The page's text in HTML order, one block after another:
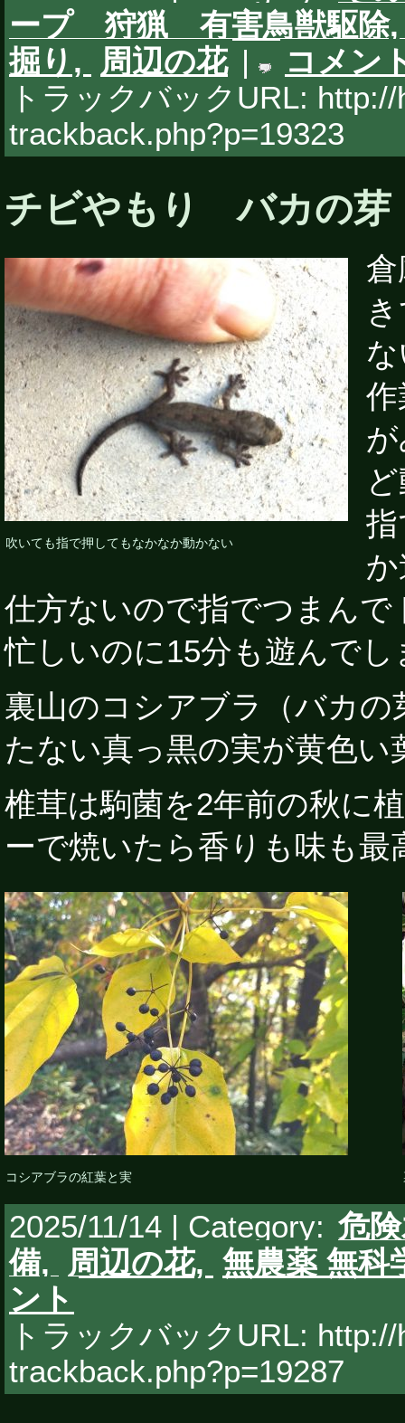
ープ 狩猟 有害鳥獣駆除
掘り,
周辺の花 |
コメン
トラックバックURL:
trackback.php?p=19323
チビやもり バカの
吹いても指で押してもなかなか動かない
仕方ないので指でつまん
忙しいのに15分も遊んでし
裏山のコシアブラ（バカ
たない真っ黒の実が黄色
椎茸は駒菌を2年前の秋に
ーで焼いたら香りも味も最
コシアブラの紅葉と実
2025/11/14 | Category: 危
備,
周辺の花, 無農薬 無科
ント
トラックバックURL:
trackback.php?p=19287